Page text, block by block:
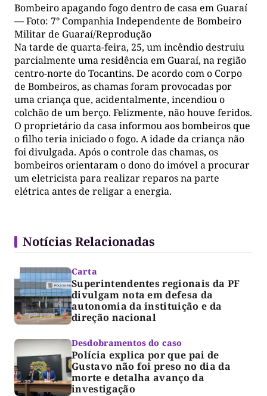
Bombeiro apagando fogo dentro de casa em Guaraí
— Foto: 7° Companhia Independente de Bombeiro
Militar de Guaraí/Reprodução
Na tarde de quarta-feira, 25, um incêndio destruiu
parcialmente uma residência em Guaraí, na região
centro-norte do Tocantins. De acordo com o Corpo
de Bombeiros, as chamas foram provocadas por
uma criança que, acidentalmente, incendiou o
colchão de um berço. Felizmente, não houve feridos.
O proprietário da casa informou aos bombeiros que
o filho teria iniciado o fogo. A idade da criança não
foi divulgada. Após o controle das chamas, os
bombeiros orientaram o dono do imóvel a procurar
um eletricista para realizar reparos na parte
elétrica antes de religar a energia.
Notícias Relacionadas
Carta
Superintendentes regionais da PF
divulgam nota em defesa da
autonomia da instituição e da
direção nacional
Desdobramentos do caso
Polícia explica por que pai de
Gustavo não foi preso no dia da
morte e detalha avanço da
investigação